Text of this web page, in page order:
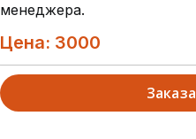
менеджера.
Цена: 3000